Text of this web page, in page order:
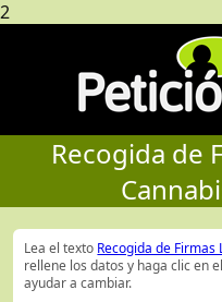
2
Recogida de
Lea el texto Recogida de Firmas
rellene los datos y haga clic en
ayudar a cambiar.